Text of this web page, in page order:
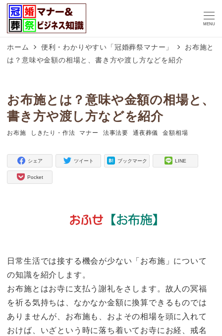
MENU
ホーム 便利・わかりやすい「冠婚葬祭マナー」
お布施と
は？意味や金額の相場と、書き方や渡し方などを紹介
お布施とは？意味や金額の相場と、
書き方や渡し方などを紹介
タグ
お布施
タグ
しきたり・作法
タグ
マナー
タグ
法事法要
タグ
通夜葬儀
タグ
金額相場
シェア ツイート ブックマーク LINE
Pocket
日常生活では接する機会が少ない「お布施」について
の知識を紹介します。
お布施とはお寺に支払う謝礼をさします。故人の冥福
を祈る気持ちは、なかなか金額に換算できるものでは
ありませんが、お布施も、およその相場を頭に入れて
おけば、いざという時に落ち着いてお寺にお経、戒名